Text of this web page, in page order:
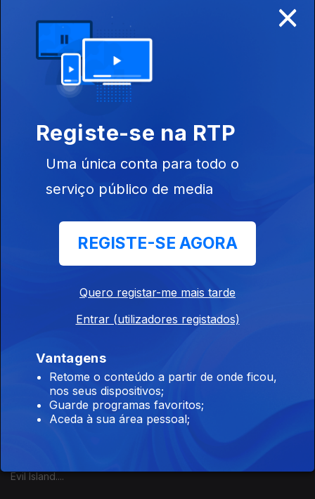
Inclui entre outros Johnny Marr, Death Cab For Cutie, The Bug
Club, Meryl Streek, Honestav....
19 jun. 2026
Inclui entre outros Tricky, Portishead, Massive Attack, Martina
Topley-Bird, White Stripes, Jon Spencer Blues Explosion, The
Stranglers....
Inclui entre outros Julia Jacklin, We Bless This Mess, Emma
Ruth Rundle, Iceage, The Fall, Honestav....
Indiegente
Inclui entre outros Interpol, Mary in the Junkyard, Almost
Monday, Ty Segall, Thee Oh Sees....
Indiegente
Evil Island....
×
Registe-se na RTP
Uma única conta para todo o
serviço público de media
REGISTE-SE AGORA
Quero registar-me mais tarde
Entrar (utilizadores registados)
Vantagens
Retome o conteúdo a partir de onde ficou,
nos seus dispositivos;
Guarde programas favoritos;
Aceda à sua área pessoal;